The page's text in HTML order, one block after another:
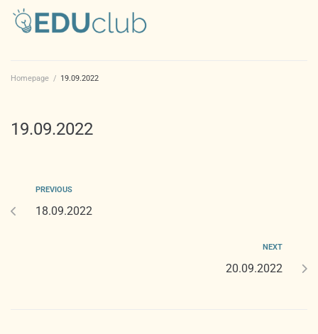
Homepage / 19.09.2022
19.09.2022
PREVIOUS
18.09.2022
NEXT
20.09.2022